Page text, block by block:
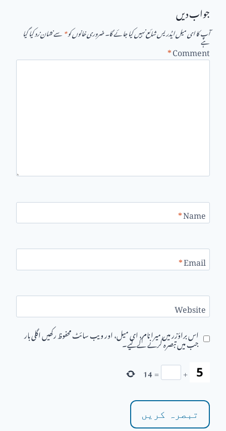
جواب دیں
آپ کا ای میل ایڈریس شائع نہیں کیا جائے گا۔ضروری خانوں کو*سے نشان زد کیا گیا ہے
Comment
*
Name
*
Email
*
Website
اس براؤزر میں میرا نام، ای میل، اور ویب سائٹ محفوظ رکھیں اگلی بار
جب میں تبصرہ کرنے کےلیے۔
+
=
14